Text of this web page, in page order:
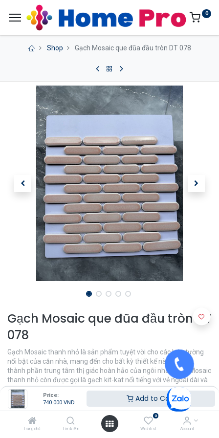
Price:
740.000 VND Add to Cart
Trang chủ Tìm kiếm
0
Wishlist Account
0
Shop Gạch Mosaic que đũa đầu tròn DT 078
Gạch Mosaic que đũa đầu tròn DT
078
Gạch Mosaic thanh nhỏ là sản phẩm tuyệt vời cho các bức tường
nổi bật của căn nhà, mang đến cho bất kỳ thiết kế nào đều trở
thành phần trung tâm thị giác hoàn hảo của ngôi nhà. Gạch Mosaic
thanh nhỏ còn được gọi là gạch kit-kat nổi tiếng với vẻ ngoài dài và
mỏng, tăng thêm sự thu hút về mặt thị giác mà không bị chế ngự.
740.000VND